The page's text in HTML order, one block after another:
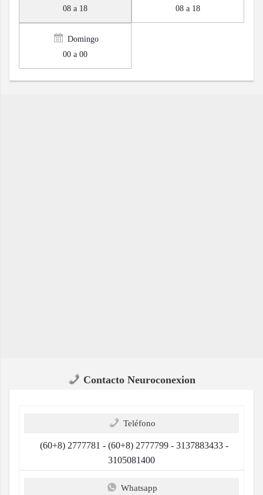
08 a 18
08 a 18
Domingo
00 a 00
Contacto Neuroconexion
Teléfono
(60+8) 2777781 - (60+8) 2777799 - 3137883433 -
3105081400
Whatsapp